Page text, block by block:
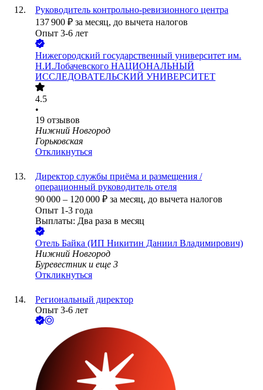
Руководитель контрольно-ревизионного центра
137 900 ₽ за месяц, до вычета налогов
Опыт 3-6 лет
Нижегородский государственный университет им.
Н.И.Лобачевского НАЦИОНАЛЬНЫЙ
ИССЛЕДОВАТЕЛЬСКИЙ УНИВЕРСИТЕТ
4.5
•
19 отзывов
Нижний Новгород
Горьковская
Откликнуться
Директор службы приёма и размещения /
операционный руководитель отеля
90 000 – 120 000 ₽ за месяц, до вычета налогов
Опыт 1-3 года
Выплаты: Два раза в месяц
Отель Байка (ИП Никитин Даниил Владимирович)
Нижний Новгород
Буревестник и еще 3
Откликнуться
Региональный директор
Опыт 3-6 лет